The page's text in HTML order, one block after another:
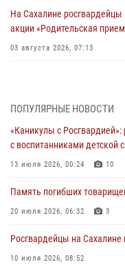
На Сахалине росгвардейцы
акции «Родительская
03 августа 2026, 07:13
31 июля 2026, 06:56
Сахалинские
методические сборы с
пунктов
ПОПУЛЯРНЫЕ НОВОСТИ
«Каникулы с
с воспитанниками детской
13 июля 2026, 00:24 10
Память погибших
20 июля 2026, 06:32 3
Росгвардейцы на
10 июля 2026, 08:52